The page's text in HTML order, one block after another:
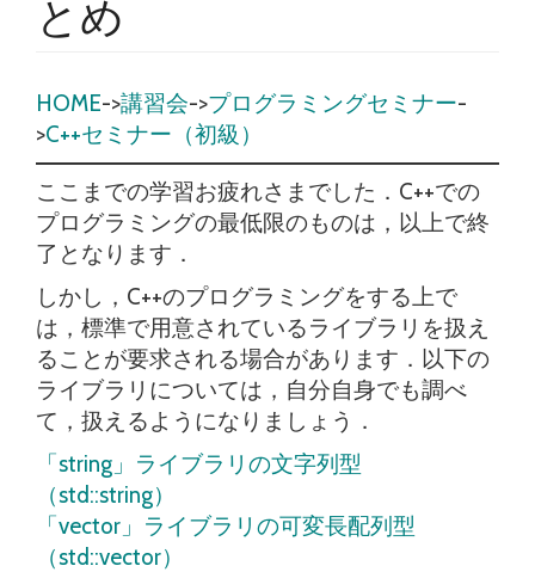
とめ
HOME->講習会->プログラミングセミナー-
>C++セミナー（初級）
ここまでの学習お疲れさまでした．C++での
プログラミングの最低限のものは，以上で終
了となります．
しかし，C++のプログラミングをする上で
は，標準で用意されているライブラリを扱え
ることが要求される場合があります．以下の
ライブラリについては，自分自身でも調べ
て，扱えるようになりましょう．
「string」ライブラリの文字列型
（std::string）
「vector」ライブラリの可変長配列型
（std::vector）